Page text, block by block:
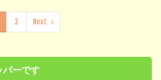
2 Next
パーです